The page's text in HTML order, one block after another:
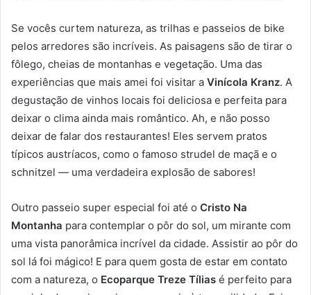
Se vocês curtem natureza, as trilhas e passeios de bike
pelos arredores são incríveis. As paisagens são de tirar o
fôlego, cheias de montanhas e vegetação. Uma das
experiências que mais amei foi visitar a Vinícola Kranz. A
degustação de vinhos locais foi deliciosa e perfeita para
deixar o clima ainda mais romântico. Ah, e não posso
deixar de falar dos restaurantes! Eles servem pratos
típicos austríacos, como o famoso strudel de maçã e o
schnitzel — uma verdadeira explosão de sabores!
Outro passeio super especial foi até o Cristo Na
Montanha para contemplar o pôr do sol, um mirante com
uma vista panorâmica incrível da cidade. Assistir ao pôr do
sol lá foi mágico! E para quem gosta de estar em contato
com a natureza, o Ecoparque Treze Tílias é perfeito para